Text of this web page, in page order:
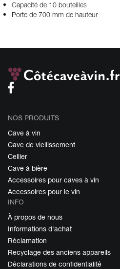
Capacité de 10 bouteilles
Porte de 700 mm de hauteur
NOS PRODUITS
Cave à vin
Cave de viellissement
Cellier
Cave à bière
Accessoires pour caves à vin
Accessoires pour le vin
INFO
À propos de nous
Informations d'achat
Réclamation
Recyclage des anciens appareils
Déclarations de confidentialité